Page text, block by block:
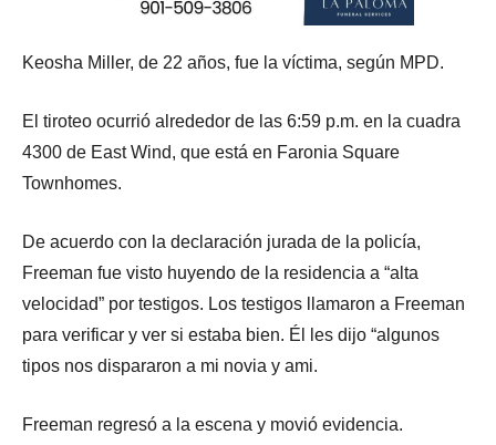
Keosha Miller, de 22 años, fue la víctima, según MPD.
El tiroteo ocurrió alrededor de las 6:59 p.m. en la cuadra
4300 de East Wind, que está en Faronia Square
Townhomes.
De acuerdo con la declaración jurada de la policía,
Freeman fue visto huyendo de la residencia a “alta
velocidad” por testigos. Los testigos llamaron a Freeman
para verificar y ver si estaba bien. Él les dijo “algunos
tipos nos dispararon a mi novia y ami.
Freeman regresó a la escena y movió evidencia.